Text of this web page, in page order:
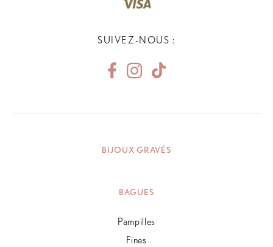
SUIVEZ-NOUS :
BIJOUX GRAVÉS
BAGUES
Pampilles
Fines